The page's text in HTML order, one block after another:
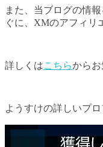
また、当ブログの情
ぐに、XMのアフィリ
詳しくはこちらからお
ようすけの詳しいプ